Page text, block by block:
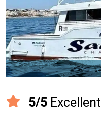
5/5 Excellent